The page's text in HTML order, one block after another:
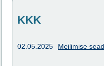
KKK
02.05.2025 Meilimise